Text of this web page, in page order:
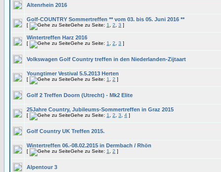
Altenrhein 2016
Golf-COUNTRY Sommertreffen ** vom 03. bis 05. Juni 2016 **
[ Gehe zu Seite: 1 2 3 ]
Wintertreffen Harz 2016
[ Gehe zu Seite: 1 2 3 ]
Volkswagen Golf Country treffen in den Niederlanden-Zijtaart
Youngtimer Vestival 5.5.2013 Herten
[ Gehe zu Seite: 1 2 ]
Golf 2 Treffen Doorn (Utrecht) - Mk2 Elite
25Jahre Country, Jubileums-Sommertreffen in Graz 2015
[ Gehe zu Seite: 1 2 3 4 ]
Golf Country UK Treffen 2015.
Wintertreffen 06.-08.02.2015 in Dermbach / Rhön
[ Gehe zu Seite: 1 2 ]
Alpentour 3